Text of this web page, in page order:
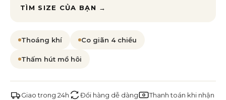
TÌM SIZE CỦA BẠN →
Thoáng khí Co giãn 4 chiều
Thấm hút mồ hôi
Giao trong 24h Đổi hàng dễ dàng Thanh toán khi nhận